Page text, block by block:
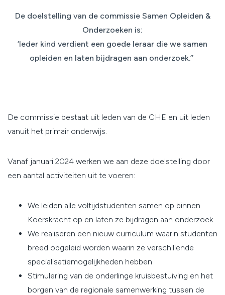
De doelstelling van de commissie Samen Opleiden &
Onderzoeken is:
‘Ieder kind verdient een goede leraar die we samen
opleiden en laten bijdragen aan onderzoek.’’
De commissie bestaat uit leden van de CHE en uit leden
vanuit het primair onderwijs.
Vanaf januari 2024 werken we aan deze doelstelling door
een aantal activiteiten uit te voeren:
We leiden alle voltijdstudenten samen op binnen
Koerskracht op en laten ze bijdragen aan onderzoek
We realiseren een nieuw curriculum waarin studenten
breed opgeleid worden waarin ze verschillende
specialisatiemogelijkheden hebben
Stimulering van de onderlinge kruisbestuiving en het
borgen van de regionale samenwerking tussen de